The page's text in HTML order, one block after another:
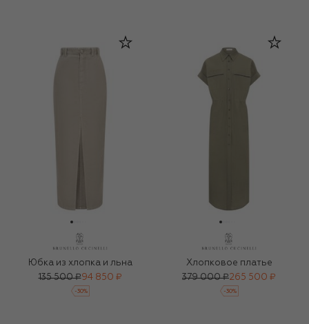
Юбка из хлопка и льна
135 500 ₽94 850 ₽
-30%
Хлопковое платье
379 000 ₽265 500 ₽
-30%